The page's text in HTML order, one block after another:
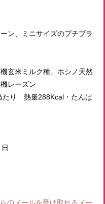
ン、ミニサイズのプチブラ
玄米ミルク種、ホシノ天然
レーズン
たり 熱量288Kcal・たんぱ